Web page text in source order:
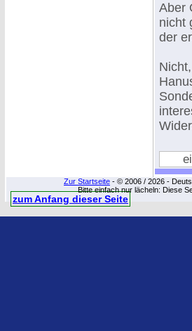
Aber
nicht
der
Zur Startseite - © 2006 / 2026 -
Bitte einfach nur lächeln: Diese
zum Anfang dieser Seite